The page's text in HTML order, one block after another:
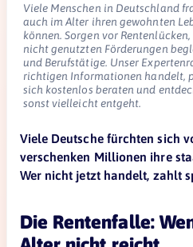
Viele Menschen in Deutschland
auch im Alter ihren gewohnten
können. Sorgen vor
nicht genutzten Förderungen
und Berufstätige. Unser
richtigen Informationen handelt,
sich kostenlos beraten und
sonst vielleicht entgeht.
Viele Deutsche fürchten sich
verschenken Millionen ihre
Wer nicht jetzt handelt, zahlt
Die Rentenfalle: